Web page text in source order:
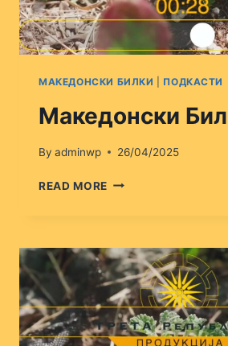
МАКЕДОНСКИ БИЛКИ ПОДКАСТИ
Македонски
By adminwp 26/04/2025
READ MORE МАКЕДОНСКИ